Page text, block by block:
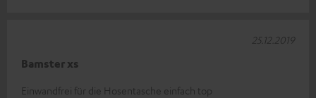
Bamster xs
Einwandfrei für die Hosentasche einfach top
25.12.2019